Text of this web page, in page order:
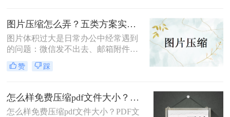
率。无论是制作PPT、上传电商商品
图，还是发送邮件附件，压缩图片已
成为一项必备技能。那么怎么把图片
压缩小一点呢？本文从压缩效果、操
作难度、处理速度、隐私安全四个维
实际需求快速做出选择。
图片压缩怎么弄？五类方案实测对比，一张表看懂怎么选！
图片体积过大是日常办公中经常遇到
的问题：微信发不出去、邮箱附件超
限、网页上传被拒、本地存储吃紧。
不同压缩方法在压缩率、画质损失、
可能导致图片模糊到无法使用，或者
压缩后体积几乎没变。
赞 踩
怎么样免费压缩pdf文件大小？试试这个在线压缩方法！
怎么样免费压缩pdf文件大小？PDF文